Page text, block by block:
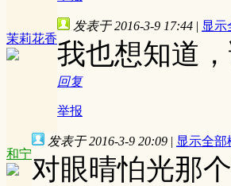
茉莉花香
发表于 2016-3-9 17:44 | 显示
我也想知道
回复
举报
和宁
发表于 2016-3-9 20:09 | 显示全部
对眼晴怕光那